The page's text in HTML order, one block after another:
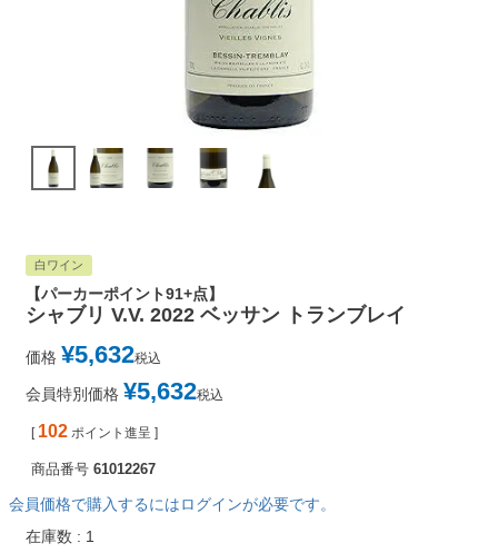
白ワイン
【パーカーポイント91+点】
シャブリ V.V. 2022 ベッサン トランブレイ
価格 ¥5,632税込
会員特別価格 ¥5,632税込
[ 102 ポイント進呈 ]
商品番号 61012267
会員価格で購入するにはログインが必要です。
在庫数
1